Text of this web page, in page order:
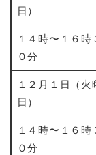
日）
１４時〜１６時
０分
１２月１日（火
日）
１４時〜１６時
０分